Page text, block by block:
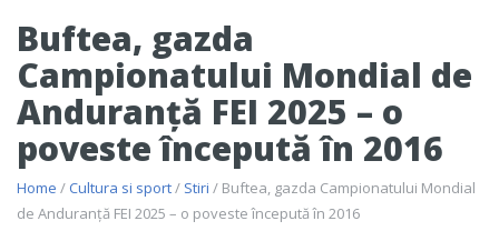
Buftea, gazda
Campionatului Mondial de
Anduranță FEI 2025 – o
poveste începută în 2016
Home / Cultura si sport/ Stiri / Buftea, gazda Campionatului Mondial
de Anduranță FEI 2025 – o poveste începută în 2016